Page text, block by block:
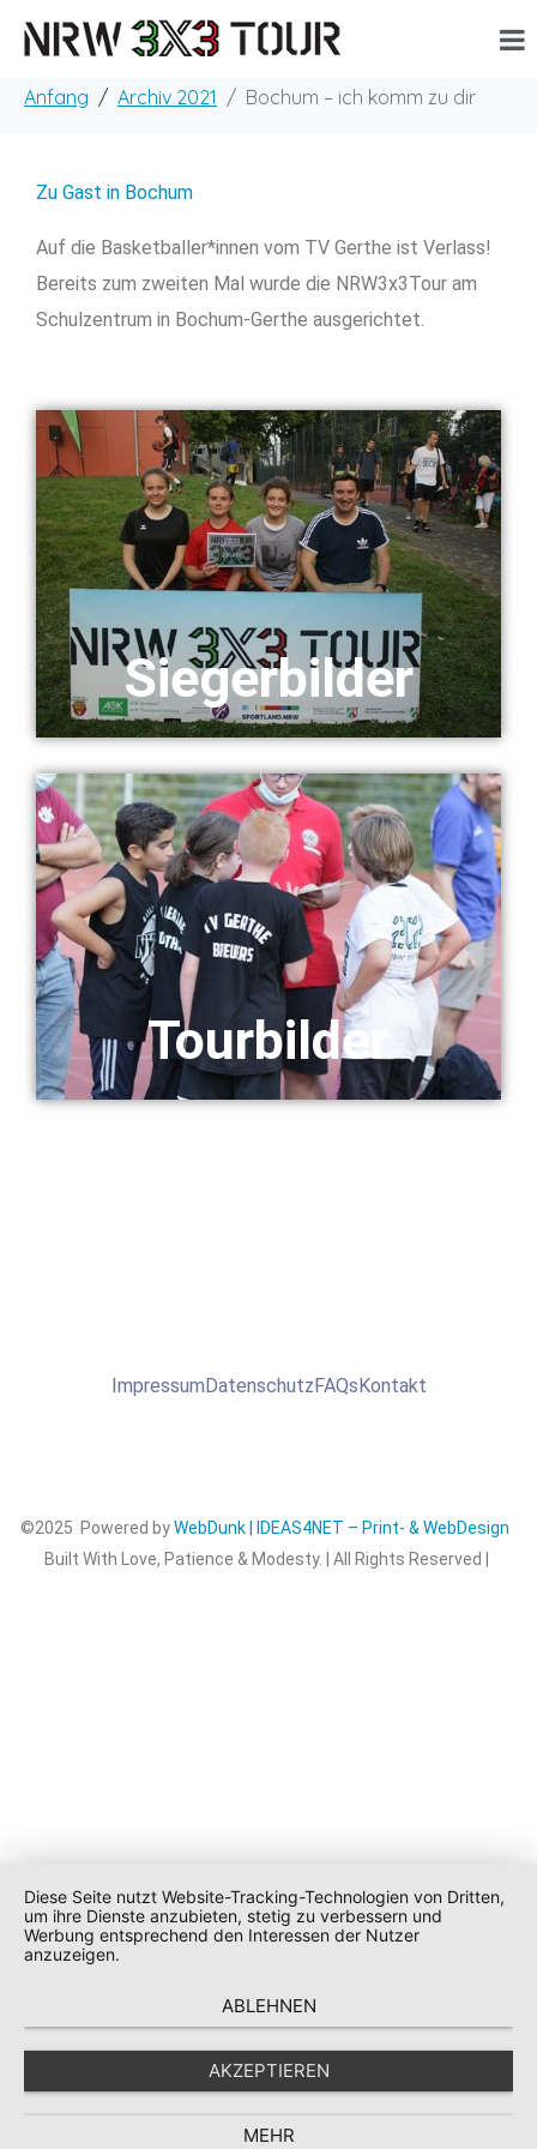
Anfang Archiv 2021 Bochum – ich komm zu dir
Zu Gast in Bochum
Auf die Basketballer*innen vom TV Gerthe ist Verlass!
Bereits zum zweiten Mal wurde die NRW3x3Tour am
Schulzentrum in Bochum-Gerthe ausgerichtet.
Siegerbilder
Tourbilder
Impressum Datenschutz FAQs Kontakt
©2025 Powered byWebDunk | IDEAS4NET – Print- & WebDesign
Built With Love, Patience & Modesty. | All Rights Reserved |
Diese Seite nutzt Website-Tracking-Technologien von Dritten,
um ihre Dienste anzubieten, stetig zu verbessern und
Werbung entsprechend den Interessen der Nutzer
anzuzeigen.
ABLEHNEN
AKZEPTIEREN
MEHR